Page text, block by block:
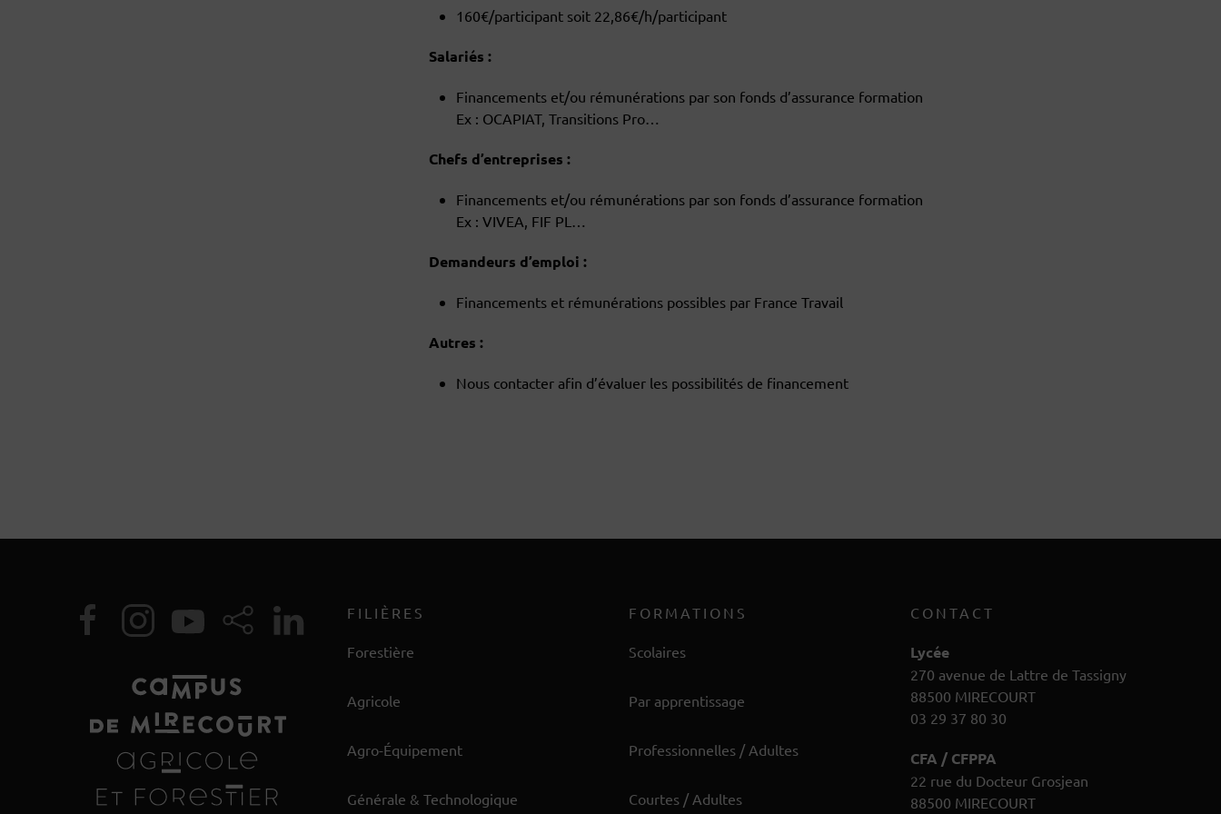
160€/participant soit 22,86€/h/participant
Salariés :
Financements et/ou rémunérations par son fonds d’assurance formation
Ex : OCAPIAT, Transitions Pro…
Chefs d’entreprises :
Financements et/ou rémunérations par son fonds d’assurance formation
Ex : VIVEA, FIF PL…
Demandeurs d’emploi :
Financements et rémunérations possibles par France Travail
Autres :
Nous contacter afin d’évaluer les possibilités de financement
FILIÈRES
Forestière
Agricole
Agro-Équipement
Générale & Technologique
FORMATIONS
Scolaires
Par apprentissage
Professionnelles / Adultes
Courtes / Adultes
CONTACT
Lycée
270 avenue de Lattre de Tassigny
88500 MIRECOURT
03 29 37 80 30
CFA / CFPPA
22 rue du Docteur Grosjean
88500 MIRECOURT